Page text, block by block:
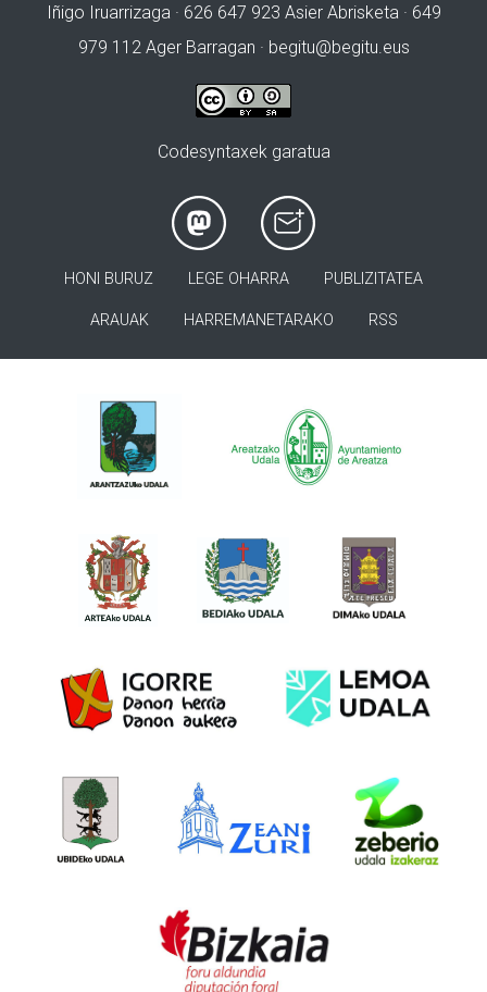
Iñigo Iruarrizaga · 626 647 923 Asier Abrisketa · 649
979 112 Ager Barragan · begitu@begitu.eus
Codesyntaxek garatua
HONI BURUZ LEGE OHARRA PUBLIZITATEA
ARAUAK HARREMANETARAKO RSS